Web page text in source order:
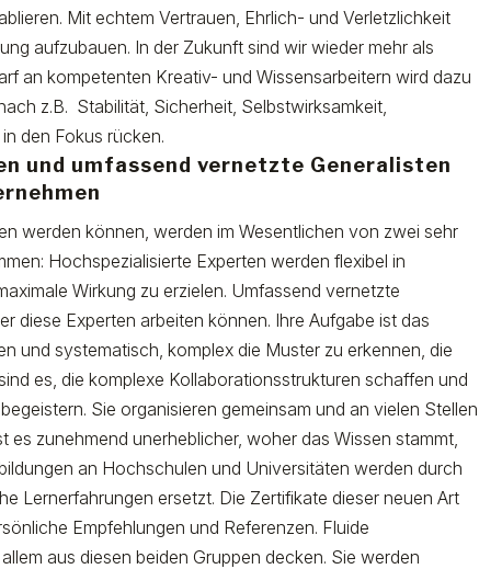
Mit echtem Vertrauen, Ehrlich- und Verletzlichkeit
aufzubauen. In der Zukunft sind wir wieder mehr als
an kompetenten Kreativ- und Wissensarbeitern wird dazu
z.B. Stabilität, Sicherheit, Selbstwirksamkeit,
den Fokus rücken.
und umfassend vernetzte Generalisten
werden können, werden im Wesentlichen von zwei sehr
Hochspezialisierte Experten werden flexibel in
Wirkung zu erzielen. Umfassend vernetzte
diese Experten arbeiten können. Ihre Aufgabe ist das
und systematisch, komplex die Muster zu erkennen, die
es, die komplexe Kollaborationsstrukturen schaffen und
Sie organisieren gemeinsam und an vielen Stellen
es zunehmend unerheblicher, woher das Wissen stammt,
an Hochschulen und Universitäten werden durch
Lernerfahrungen ersetzt. Die Zertifikate dieser neuen Art
Empfehlungen und Referenzen. Fluide
aus diesen beiden Gruppen decken. Sie werden